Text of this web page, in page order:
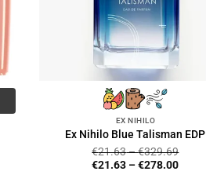
EX NIHILO
Ex Nihilo Blue Talisman EDP
€21.63–€329.69
€21.63 –€278.00